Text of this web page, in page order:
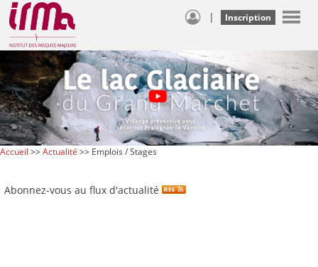
| Inscription
Accueil >>Actualité >> Emplois / Stages
Abonnez-vous au flux d'actualité